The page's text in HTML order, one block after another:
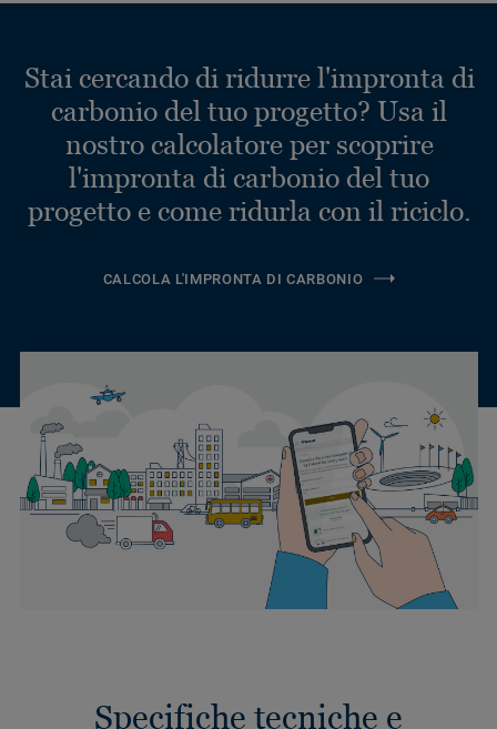
Stai cercando di ridurre l'impronta di
carbonio del tuo progetto? Usa il
nostro calcolatore per scoprire
l'impronta di carbonio del tuo
progetto e come ridurla con il riciclo.
CALCOLA L'IMPRONTA DI CARBONIO
Specifiche tecniche e